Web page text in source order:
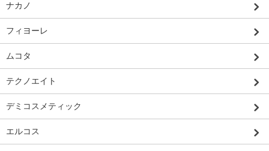
ナカノ
フィヨーレ
ムコタ
テクノエイト
デミコスメティック
エルコス